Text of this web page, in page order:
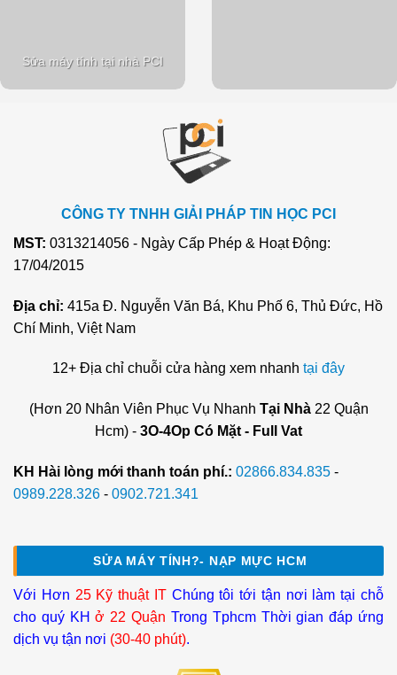
Sửa máy tính tại nhà PCI
CÔNG TY TNHH GIẢI PHÁP TIN HỌC PCI
MST: 0313214056 - Ngày Cấp Phép & Hoạt Động:
17/04/2015
Địa chỉ: 415a Đ. Nguyễn Văn Bá, Khu Phố 6, Thủ Đức, Hồ
Chí Minh, Việt Nam
12+ Địa chỉ chuỗi cửa hàng xem nhanh tại đây
(Hơn 20 Nhân Viên Phục Vụ Nhanh Tại Nhà22 Quận
Hcm) - 3O-4Op Có Mặt - Full Vat
KH Hài lòng mới thanh toán phí.: 02866.834.835 -
0989.228.326 - 0902.721.341
SỬA MÁY TÍNH?- NẠP MỰC HCM
Với Hơn 25 Kỹ thuật ITChúng tôi tới tận nơi làm tại chỗ
cho quý KHở 22 Quận Trong Tphcm Thời gian đáp ứng
dịch vụ tận nơi (30-40 phút).